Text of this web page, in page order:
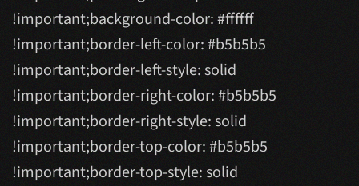
!important;background-color: #ffffff
!important;border-left-color: #b5b5b5
!important;border-left-style: solid
!important;border-right-color: #b5b5b5
!important;border-right-style: solid
!important;border-top-color: #b5b5b5
!important;border-top-style: solid